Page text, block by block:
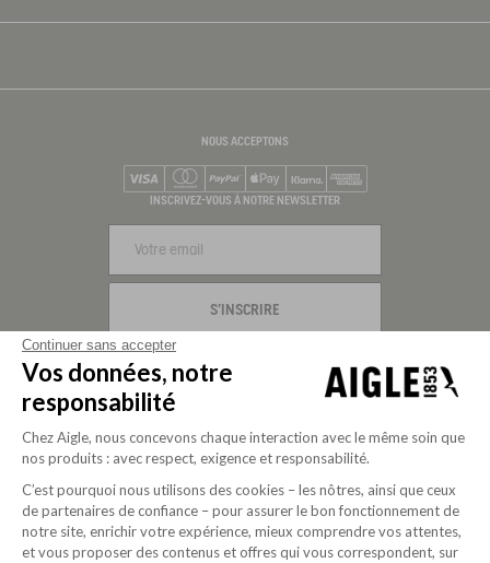
NOUS ACCEPTONS
Visa Mastercard
PayPalApple PayKlarna
INSCRIVEZ-VOUS À NOTRE NEWSLETTER
S'INSCRIRE
Continuer sans accepter
Vos données, notre
responsabilité
Chez Aigle, nous concevons chaque interaction avec le même soin que
nos produits : avec respect, exigence et responsabilité.
C’est pourquoi nous utilisons des cookies – les nôtres, ainsi que ceux
de partenaires de confiance – pour assurer le bon fonctionnement de
notre site, enrichir votre expérience, mieux comprendre vos attentes,
et vous proposer des contenus et offres qui vous correspondent, sur